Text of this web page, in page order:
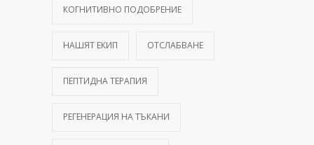
КОГНИТИВНО ПОДОБРЕНИЕ
НАШЯТ ЕКИП ОТСЛАБВАНЕ
ПЕПТИДНА ТЕРАПИЯ
РЕГЕНЕРАЦИЯ НА ТЪКАНИ